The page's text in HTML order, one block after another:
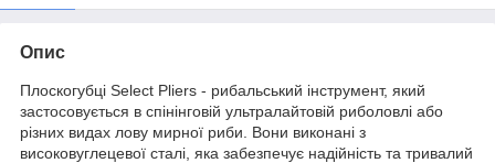
Опис
Плоскогубці Select Pliers - рибальський інструмент, який
застосовується в спінінговій ультралайтовій риболовлі або
різних видах лову мирної риби. Вони виконані з
високовуглецевої сталі, яка забезпечує надійність та тривалий